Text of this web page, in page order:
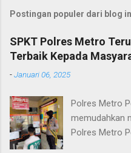
Postingan populer dari blog
SPKT Polres Metro
Terbaik Kepada
-Januari 06, 2025
Polres Metro
memudahkan
Polres Metro